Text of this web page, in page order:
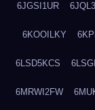
6JGSI1UR
6KOOILKY
6LSD5KCS
6MRWI2FW